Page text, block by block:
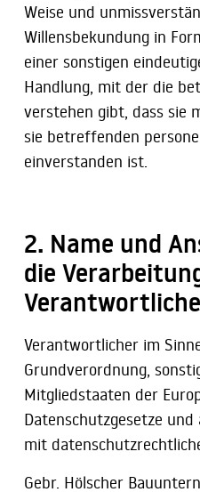
Weise und
Willensbekundung in
einer sonstigen
Handlung, mit der die
verstehen gibt, dass sie
sie betreffenden
einverstanden ist.
2. Name und
die
Verantwortlicher im
Grundverordnung,
Mitgliedstaaten der
Datenschutzgesetze
mit
Gebr. Hölscher